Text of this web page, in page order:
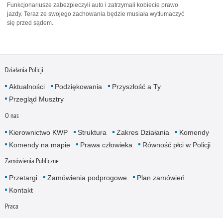
Funkcjonariusze zabezpieczyli auto i zatrzymali kobiecie prawo
jazdy. Teraz ze swojego zachowania będzie musiała wytłumaczyć
się przed sądem.
Działania Policji
Aktualności Podziękowania
Przyszłość a Ty
Przegląd Musztry
O nas
Kierownictwo KWP Struktura Zakres Działania
Komendy
Komendy na mapie
Prawa człowieka Równość płci w Policji
Zamówienia Publiczne
Przetargi Zamówienia podprogowe
Plan zamówień
Kontakt
Praca